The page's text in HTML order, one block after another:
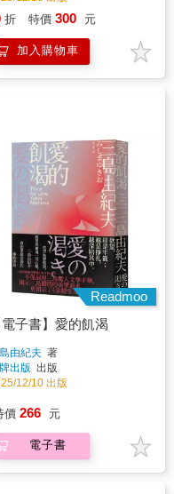
折 特價 300 元
加入購物車
Readmoo
電子書】愛的飢渴
由紀夫 著
出版 出版
12/10 出版
價 266 元
電子書